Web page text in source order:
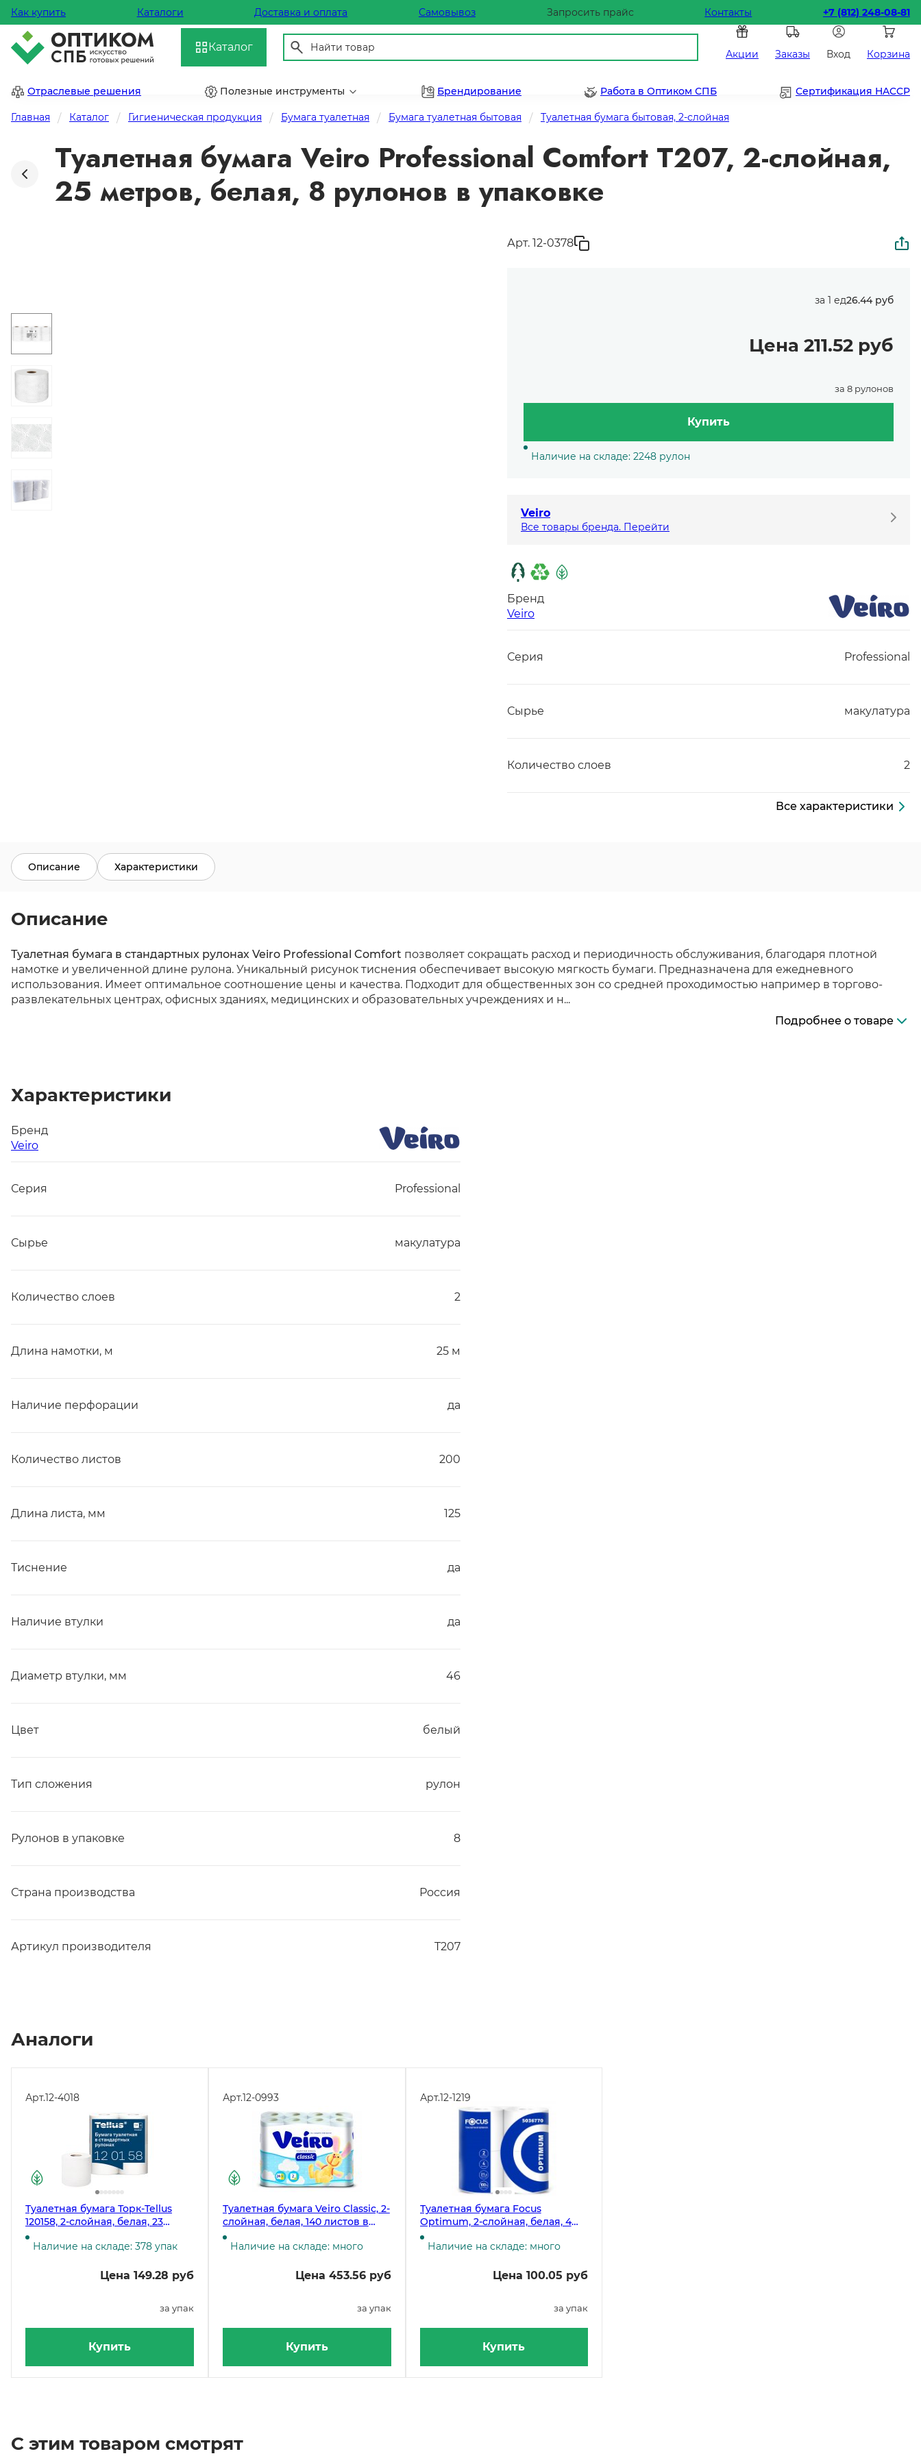
Как купить Каталоги Доставка и оплата Самовывоз Запросить прайс Контакты +7 (812) 248-08-81
Каталог
Акции Заказы Вход Корзина
Отраслевые решения Полезные инструменты Брендирование Работа в Оптиком СПБ Сертификация HACCP
Главная Каталог Гигиеническая продукция Бумага туалетная Бумага туалетная бытовая Туалетная бумага бытовая, 2-слойная
Туалетная бумага Veiro Professional Comfort T207, 2-слойная,
25 метров, белая, 8 рулонов в упаковке
Арт. 12-0378
за 1 ед26.44 руб
Цена 211.52 руб
за 8 рулонов
Купить
Наличие на складе: 2248 рулон
Veiro
Все товары бренда. Перейти
Бренд
Veiro
Серия Professional
Сырье макулатура
Количество слоев 2
Все характеристики
Описание Характеристики
Описание
Туалетная бумага в стандартных рулонах Veiro Professional Comfort позволяет сокращать расход и периодичность обслуживания, благодаря плотной
намотке и увеличенной длине рулона. Уникальный рисунок тиснения обеспечивает высокую мягкость бумаги. Предназначена для ежедневного
использования. Имеет оптимальное соотношение цены и качества. Подходит для общественных зон со средней проходимостью например в торгово-
развлекательных центрах, офисных зданиях, медицинских и образовательных учреждениях и н...
Подробнее о товаре
Характеристики
Бренд
Veiro
Серия Professional
Сырье макулатура
Количество слоев 2
Длина намотки, м 25 м
Наличие перфорации да
Количество листов 200
Длина листа, мм 125
Тиснение да
Наличие втулки да
Диаметр втулки, мм 46
Цвет белый
Тип сложения рулон
Рулонов в упаковке 8
Страна производства Россия
Артикул производителя T207
Аналоги
Арт.12-4018
Туалетная бумага Торк-Tellus
120158, 2-слойная, белая, 23
метра, 4 рулона в упаковке
Наличие на складе: 378 упак
Цена 149.28 руб
за упак
Купить
Арт.12-0993
Туалетная бумага Veiro Classic, 2-
слойная, белая, 140 листов в
рулоне (24 рулона в упаковке)
Наличие на складе: много
Цена 453.56 руб
за упак
Купить
Арт.12-1219
Туалетная бумага Focus
Optimum, 2-слойная, белая, 4
рулона в упаковке
Наличие на складе: много
Цена 100.05 руб
за упак
Купить
С этим товаром смотрят